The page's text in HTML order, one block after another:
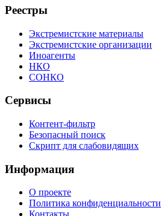
Реестры
Экстремистские материалы
Экстремистские организации
Иноагенты
НКО
СОНКО
Сервисы
Контент-фильтр
Безопасный поиск
Скрипт для слабовидящих
Информация
О проекте
Политика конфиденциальности